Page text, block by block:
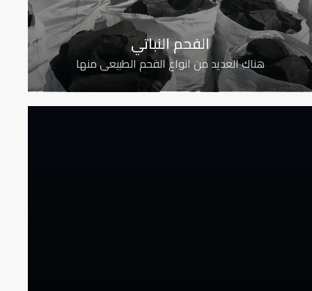
الفحم النباتي
هناك العديد من انواع الفحم الطبيعي منها